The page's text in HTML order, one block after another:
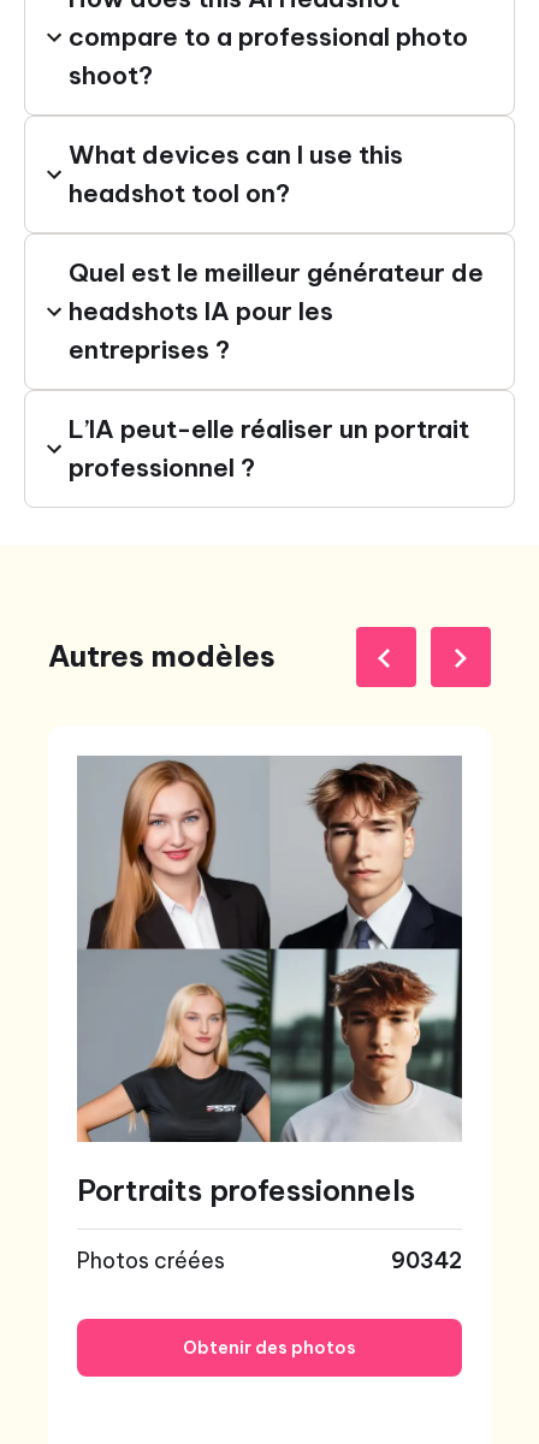
compare to a professional photo
shoot?
What devices can I use this
headshot tool on?
Quel est le meilleur générateur de
headshots IA pour les
entreprises ?
L’IA peut-elle réaliser un portrait
professionnel ?
Autres modèles
Portraits professionnels
Photos créées 90342
Obtenir des photos